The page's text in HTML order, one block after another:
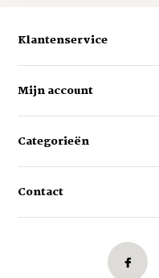
Klantenservice
Mijn account
Categorieën
Contact